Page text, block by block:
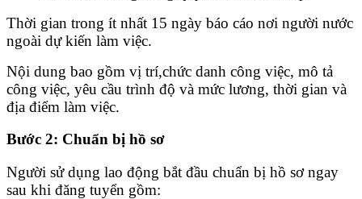
Thời gian trong ít nhất 15 ngày báo cáo nơi người nước
ngoài dự kiến làm việc.
Nội dung bao gồm vị trí,chức danh công việc, mô tả
công việc, yêu cầu trình độ và mức lương, thời gian và
địa điểm làm việc.
Bước 2: Chuẩn bị hồ sơ
Người sử dụng lao động bắt đầu chuẩn bị hồ sơ ngay
sau khi đăng tuyển gồm: